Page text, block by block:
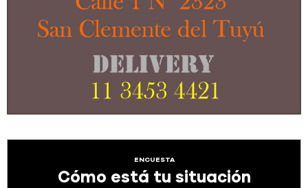
ENCUESTA
Cómo está tu situación